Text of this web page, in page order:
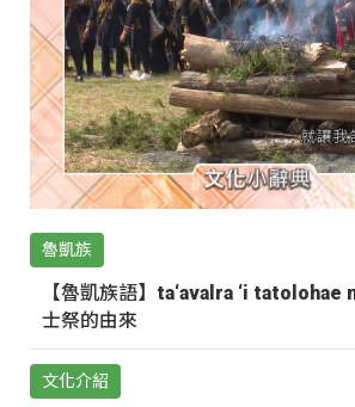
魯凱族
【魯凱族語】ta‘avalra ‘i tatolohae
士祭的由來
文化介紹